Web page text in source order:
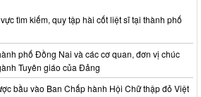
tìm kiếm, quy tập hài cốt liệt sĩ tại thành phố
phố Đồng Nai và các cơ quan, đơn vị chúc
Tuyên giáo của Đảng
bầu vào Ban Chấp hành Hội Chữ thập đỏ Việt